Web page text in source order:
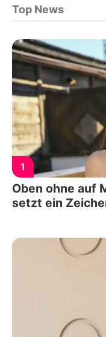
Top News
1
Oben ohne auf
setzt ein